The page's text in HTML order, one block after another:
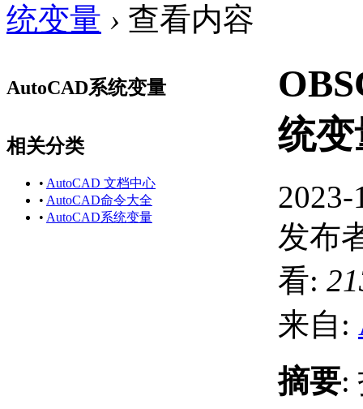
统变量 › 查看内容
AutoCAD系统变量
相关分类
• AutoCAD 文档中心
• AutoCAD命令大全
• AutoCAD系统变量
统
2023-
发布
看:
来自:
摘要: